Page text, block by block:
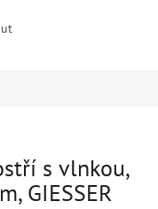
s vlnkou,
GIESSER